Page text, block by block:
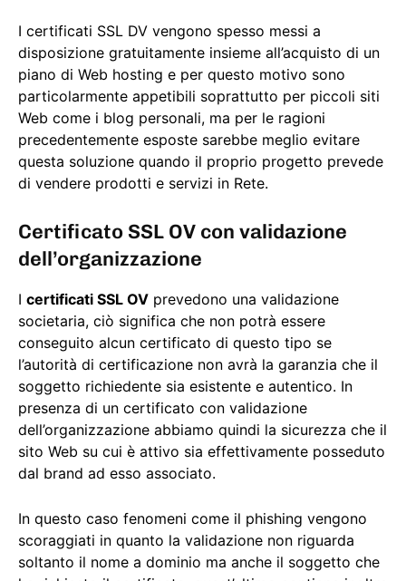
I certificati SSL DV vengono spesso messi a
disposizione gratuitamente insieme all’acquisto di un
piano di Web hosting e per questo motivo sono
particolarmente appetibili soprattutto per piccoli siti
Web come i blog personali, ma per le ragioni
precedentemente esposte sarebbe meglio evitare
questa soluzione quando il proprio progetto prevede
di vendere prodotti e servizi in Rete.
Certificato SSL OV con validazione
dell’organizzazione
I certificati SSL OV prevedono una validazione
societaria, ciò significa che non potrà essere
conseguito alcun certificato di questo tipo se
l’autorità di certificazione non avrà la garanzia che il
soggetto richiedente sia esistente e autentico. In
presenza di un certificato con validazione
dell’organizzazione abbiamo quindi la sicurezza che il
sito Web su cui è attivo sia effettivamente posseduto
dal brand ad esso associato.
In questo caso fenomeni come il phishing vengono
scoraggiati in quanto la validazione non riguarda
soltanto il nome a dominio ma anche il soggetto che